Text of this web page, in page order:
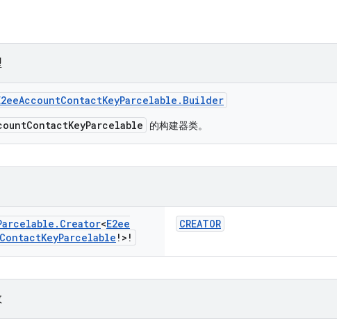
的构建器类。
. Creator<E2ee
ContactKeyParcelable !>!
CREATOR